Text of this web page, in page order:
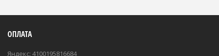
ОПЛАТА
Яндекс: 4100195816684